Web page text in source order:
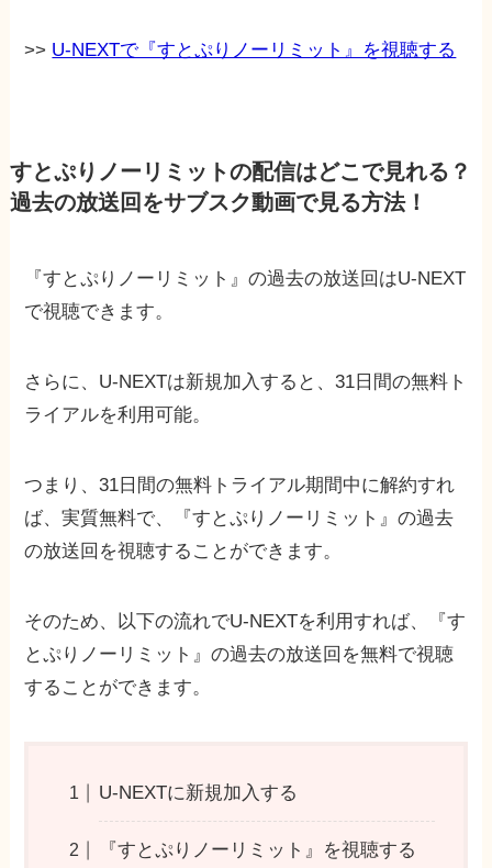
>> U-NEXTで『すとぷりノーリミット』を視聴する
すとぷりノーリミットの配信はどこで見れる？
過去の放送回をサブスク動画で見る方法！
『すとぷりノーリミット』の過去の放送回はU-NEXT
で視聴できます。
さらに、U-NEXTは新規加入すると、31日間の無料ト
ライアルを利用可能。
つまり、31日間の無料トライアル期間中に解約すれ
ば、実質無料で、『すとぷりノーリミット』の過去
の放送回を視聴することができます。
そのため、以下の流れでU-NEXTを利用すれば、『す
とぷりノーリミット』の過去の放送回を無料で視聴
することができます。
U-NEXTに新規加入する
『すとぷりノーリミット』を視聴する